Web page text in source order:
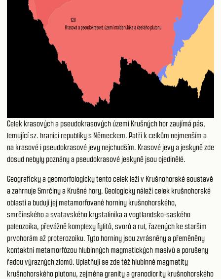
Celek krasových a pseudokrasových území Krušných hor zaujímá pás,
lemující sz. hranici republiky s Německem. Patří k celkům nejmenším a
na krasové i pseudokrasové jevy nejchudším. Krasové jevy a jeskyně zde
dosud nebyly poznány a pseudokrasové jeskyně jsou ojedinělé.
Geograficky a geomorfologicky tento celek leží v Krušnohorské soustavě
a zahrnuje Smrčiny a Krušné hory. Geologicky náleží celek krušnohorské
oblasti a budují jej metamorfované horniny krušnohorského,
smrčinského a svatavského krystalinika a vogtlandsko-saského
paleozoika, převážně komplexy fylitů, svorů a rul, řazených ke starším
prvohorám až proterozoiku. Tyto horniny jsou zvrásněny a přeměněny
kontaktní metamorfózou hlubinných magmatických masivů a porušeny
řadou výrazných zlomů. Uplatňují se zde též hlubinné magmatity
krušnohorského plutonu, zejména granity a granodiority krušnohorského